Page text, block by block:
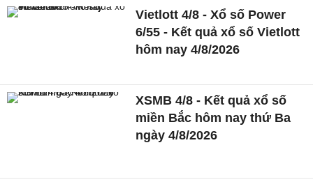
Vietlott 4/8 - Xổ số Power
6/55 - Kết quả xổ số Vietlott
hôm nay 4/8/2026
XSMB 4/8 - Kết quả xổ số
miền Bắc hôm nay thứ Ba
ngày 4/8/2026